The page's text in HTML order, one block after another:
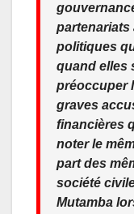
partenariats
politiques
quand elles
préoccuper
graves
financières
noter le
part des
société
Mutamba